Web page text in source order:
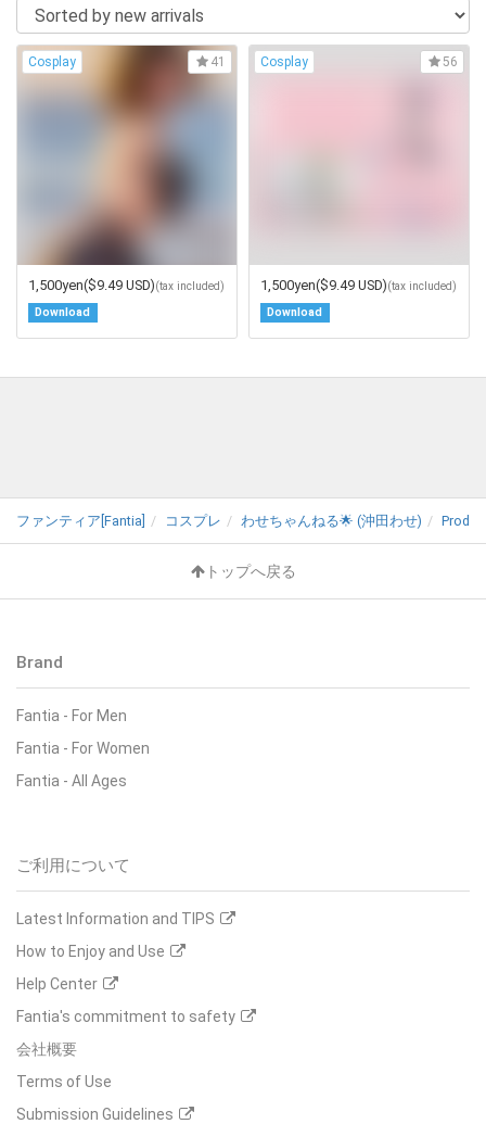
1,500yen($9.49 USD)(tax included)
Download
Cosplay 41
1,500yen($9.49 USD)(tax included)
Download
Cosplay 56
ファンティア[Fantia] コスプレ わせちゃんねる🌟 (沖田わせ)
トップへ戻る
Brand
Fantia - For Men
Fantia - For Women
Fantia - All Ages
ご利用について
Latest Information and TIPS
How to Enjoy and Use
Help Center
Fantia's commitment to safety
会社概要
Terms of Use
Submission Guidelines